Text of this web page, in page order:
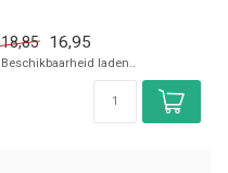
18,85 16,95
Beschikbaarheid laden..